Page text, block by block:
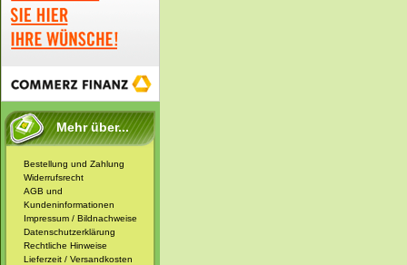
Mehr über...
Bestellung und Zahlung
Widerrufsrecht
AGB und
Kundeninformationen
Impressum / Bildnachweise
Datenschutzerklärung
Rechtliche Hinweise
Lieferzeit / Versandkosten